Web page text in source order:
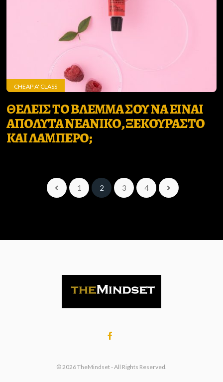
CHEAP A' CLASS
ΘΕΛΕΙΣ ΤΟ ΒΛΕΜΜΑ ΣΟΥ ΝΑ ΕΙΝΑΙ
ΑΠΟΛΥΤΑ ΝΕΑΝΙΚΟ, ΞΕΚΟΥΡΑΣΤΟ
ΚΑΙ ΛΑΜΠΕΡΟ;
1 2 3 4
© 2026 TheMindset - All Rights Reserved.